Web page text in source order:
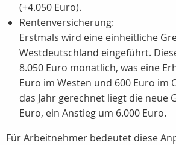
(+4.050 Euro).
Rentenversicherung:
Erstmals wird eine einheitliche
Westdeutschland eingeführt.
8.050 Euro monatlich, was eine
Euro im Westen und 600 Euro im
das Jahr gerechnet liegt die neue
Euro, ein Anstieg um 6.000 Euro.
Für Arbeitnehmer bedeutet diese